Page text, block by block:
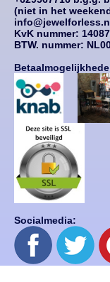
(niet in het
KvK nummer: 14087
BTW. nummer:
Socialmedia: